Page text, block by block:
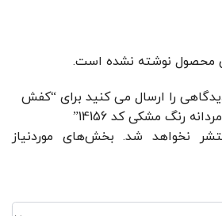
محصول نوشته نشده است.
را ارسال می کنید برای “کفش
رنگ مشکی کد 14156”
نخواهد شد. بخش‌های موردنیاز